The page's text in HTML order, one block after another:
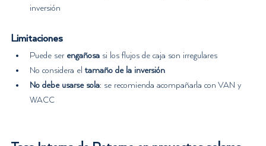
inversión
Limitaciones
Puede ser engañosa si los flujos de caja son irregulares
No considera el tamaño de la inversión
No debe usarse sola: se recomienda acompañarla con VAN y
WACC